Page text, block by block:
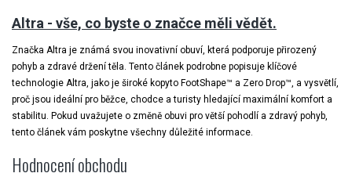
Altra - vše, co byste o značce měli vědět.
Značka Altra je známá svou inovativní obuví, která podporuje přirozený
pohyb a zdravé držení těla. Tento článek podrobne popisuje klíčové
technologie Altra, jako je široké kopyto FootShape™ a Zero Drop™, a vysvětlí,
proč jsou ideální pro běžce, chodce a turisty hledající maximální komfort a
stabilitu. Pokud uvažujete o změně obuvi pro větší pohodlí a zdravý pohyb,
tento článek vám poskytne všechny důležité informace.
Hodnocení obchodu